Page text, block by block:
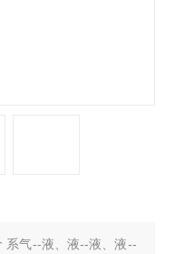
系气--液、液--液、液--